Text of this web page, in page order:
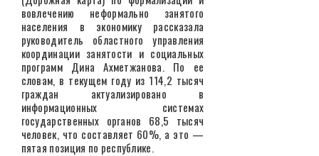
вовлечению неформально занятого
населения в экономику рассказала
руководитель областного управления
координации занятости и социальных
программ Дина Ахметжанова. По ее
словам, в текущем году из 114,2 тысяч
граждан актуализировано в
информационных системах
государственных органов 68,5 тысяч
человек, что составляет 60%, а это —
пятая позиция по республике.